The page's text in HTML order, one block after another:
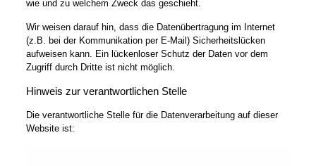
wie und zu welchem Zweck das geschieht.
Wir weisen darauf hin, dass die Datenübertragung im Internet
(z.B. bei der Kommunikation per E-Mail) Sicherheitslücken
aufweisen kann. Ein lückenloser Schutz der Daten vor dem
Zugriff durch Dritte ist nicht möglich.
Hinweis zur verantwortlichen Stelle
Die verantwortliche Stelle für die Datenverarbeitung auf dieser
Website ist: